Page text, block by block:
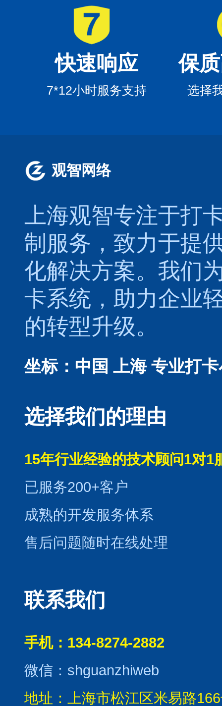
快速响应
7*12小时服务支持
保
选择
观智网络
上海观智专注于打
制服务，致力于提
化解决方案。我们
卡系统，助力企业
的转型升级。
坐标：中国 上海 专业打
选择我们的理由
15年行业经验的技术顾问1对1
已服务200+客户
成熟的开发服务体系
售后问题随时在线处理
联系我们
手机：134-8274-2882
微信：shguanzhiweb
地址：上海市松江区米易路